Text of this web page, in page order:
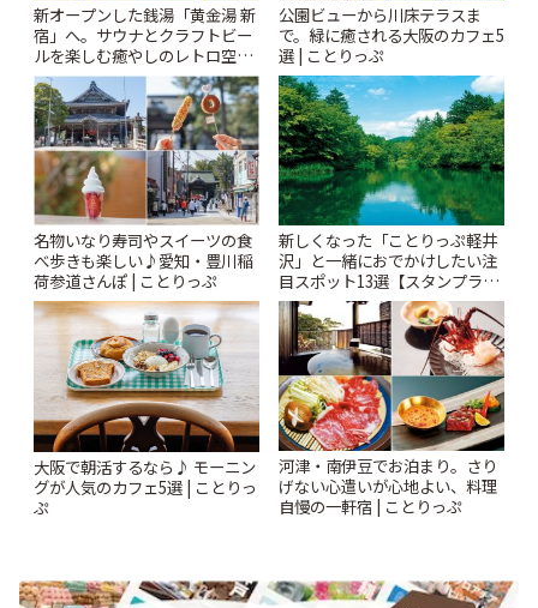
新オープンした銭湯「黄金湯 新
宿」へ。サウナとクラフトビー
ルを楽しむ癒やしのレトロ空間
| ことりっぷ
公園ビューから川床テラスま
で。緑に癒される大阪のカフェ5
選 | ことりっぷ
名物いなり寿司やスイーツの食
べ歩きも楽しい♪愛知・豊川稲
荷参道さんぽ | ことりっぷ
新しくなった「ことりっぷ軽井
沢」と一緒におでかけしたい注
目スポット13選【スタンプラリ
ー開催中】 | ことりっぷ
大阪で朝活するなら♪ モーニン
グが人気のカフェ5選 | ことりっ
ぷ
河津・南伊豆でお泊まり。さり
げない心遣いが心地よい、料理
自慢の一軒宿 | ことりっぷ